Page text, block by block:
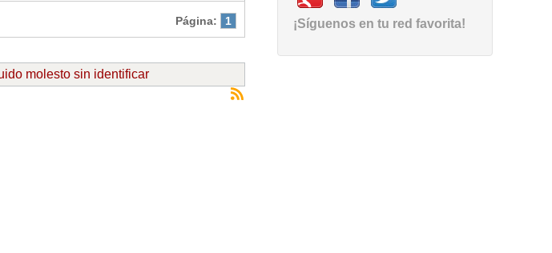
Página: 1
molesto sin identificar
¡Síguenos en tu red favorita!